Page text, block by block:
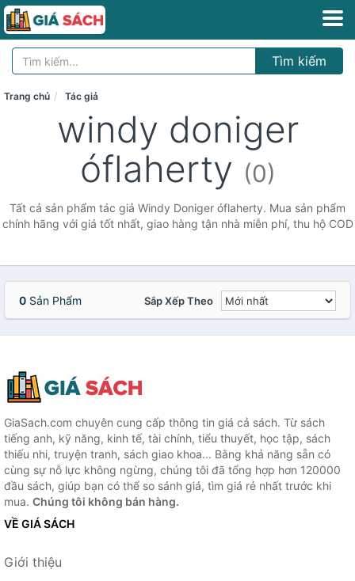
Tìm kiếm
Trang chủ Tác giả
windy doniger
óflaherty (0)
Tất cả sản phẩm tác giả Windy Doniger óflaherty. Mua sản phẩm
chính hãng với giá tốt nhất, giao hàng tận nhà miễn phí, thu hộ COD
0 Sản Phẩm Sắp Xếp Theo
GiaSach.com chuyên cung cấp thông tin giá cả sách. Từ sách
tiếng anh, kỹ năng, kinh tế, tài chính, tiểu thuyết, học tập, sách
thiếu nhi, truyện tranh, sách giao khoa... Bằng khả năng sẵn có
cùng sự nỗ lực không ngừng, chúng tôi đã tổng hợp hơn 120000
đầu sách, giúp bạn có thể so sánh giá, tìm giá rẻ nhất trước khi
mua. Chúng tôi không bán hàng.
VỀ GIÁ SÁCH
Giới thiệu